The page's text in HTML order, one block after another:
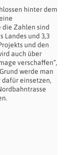
hinter dem
die Zahlen sind
Landes und 3,3
und den
auch über
verschaffen“,
werde man
einsetzen,